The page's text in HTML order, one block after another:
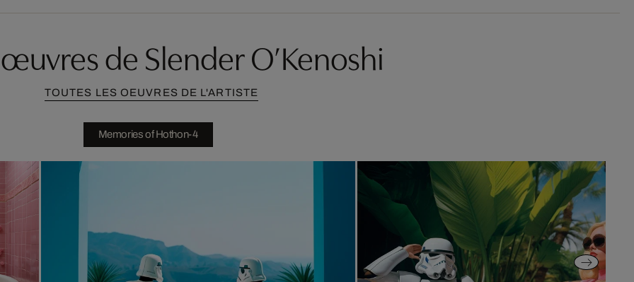
de Slender O’Kenoshi
TOUTES LES OEUVRES DE L'ARTISTE
Memories of Hothon-4